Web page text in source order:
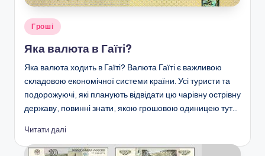
Опубліковано
Гроші
Яка валюта в Гаїті?
Яка валюта ходить в Гаїті? Валюта Гаїті є важливою
складовою економічної системи країни. Усі туристи та
подорожуючі, які планують відвідати цю чарівну острівну
державу, повинні знати, якою грошовою одиницею тут…
Читати далі